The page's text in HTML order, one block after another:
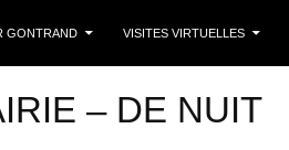
GONTRAND
VISITES VIRTUELLES
– DE NUIT